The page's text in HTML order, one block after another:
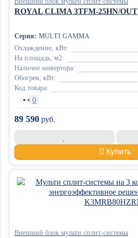
ROYAL CLIMA 3TFM-25HN/OUT
Серия: MULTI GAMMA
Охлаждение, кВт:
На площадь, м2:
Наличие инвертора:
Обогрев, кВт:
Код товара:
• 0
89 590 руб.
Купить
Внешний блок мульти сплит-системы